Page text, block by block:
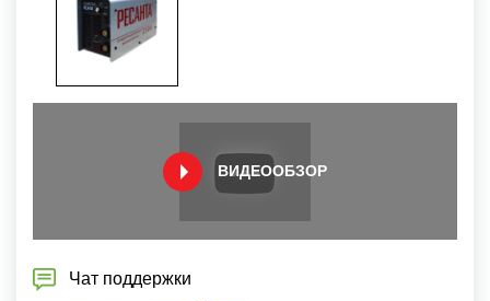
ВИДЕООБЗОР
Чат поддержки